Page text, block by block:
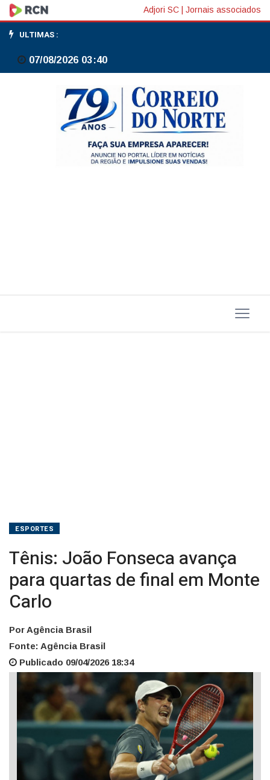
Tênis:
João
Fonseca
avança
quartas
Adjori SC Jornais associados
ULTIMAS :
07/08/2026 03:40
ESPORTES
Tênis: João Fonseca avança
para quartas de final em Monte
Carlo
Por Agência Brasil
Fonte: Agência Brasil
Publicado 09/04/2026 18:34